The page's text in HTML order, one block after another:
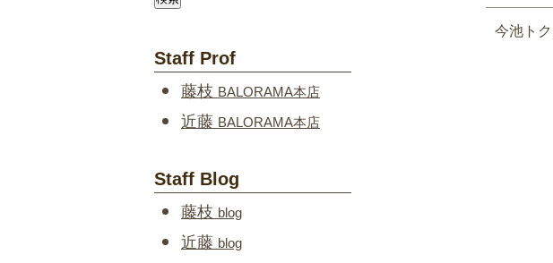
今池ト
Staff Prof
藤枝 BALORAMA本店
近藤 BALORAMA本店
Staff Blog
藤枝 blog
近藤 blog